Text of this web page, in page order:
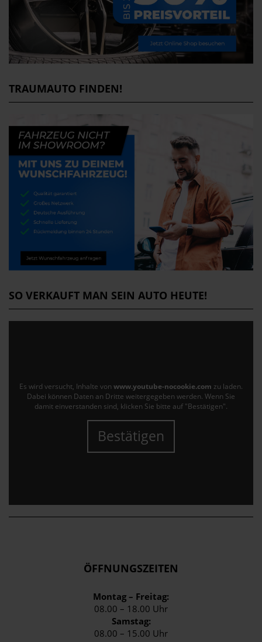
TRAUMAUTO FINDEN!
SO VERKAUFT MAN SEIN AUTO HEUTE!
Es wird versucht, Inhalte von www.youtube-nocookie.com zu laden.
Dabei können Daten an Dritte weitergegeben werden. Wenn Sie
damit einverstanden sind, klicken Sie bitte auf "Bestätigen".
Bestätigen
ÖFFNUNGSZEITEN
Montag – Freitag:
08.00 – 18.00 Uhr
Samstag:
08.00 – 15.00 Uhr